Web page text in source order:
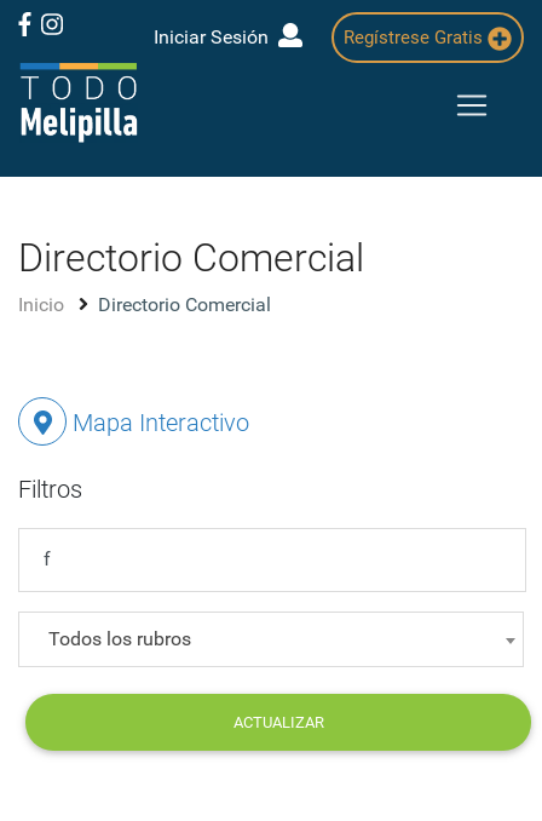
Iniciar Sesión Regístrese Gratis
Directorio Comercial
Inicio Directorio Comercial
Mapa Interactivo
Filtros
Todos los rubros
ACTUALIZAR